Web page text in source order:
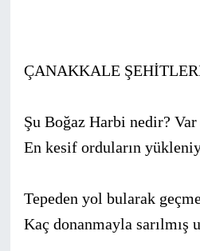
ÇANAKKALE
Şu Boğaz Harbi nedir?
En kesif orduların
Tepeden yol bularak
Kaç donanmayla sarılmış